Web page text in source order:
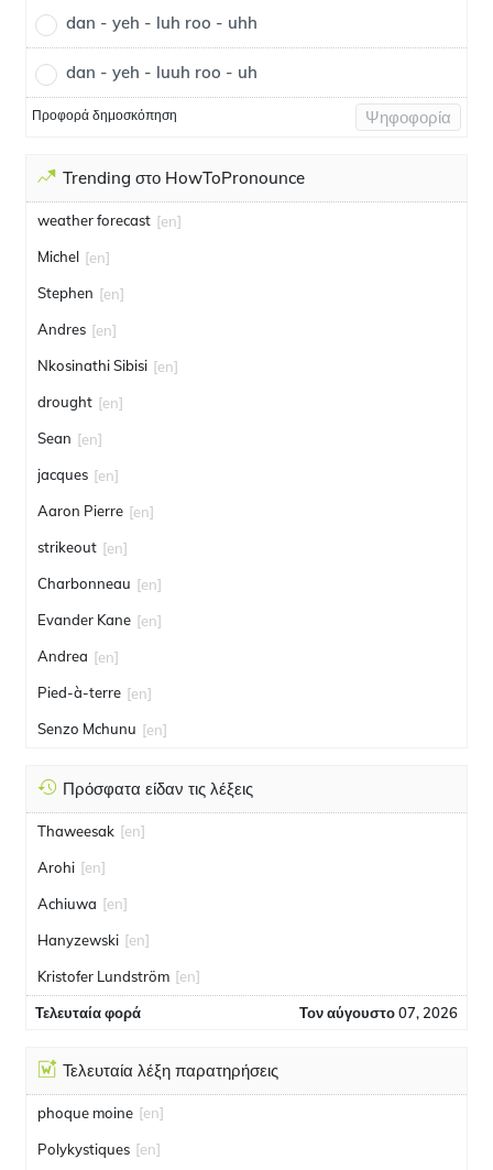
dan - yeh - luh roo - uhh
dan - yeh - luuh roo - uh
Προφορά δημοσκόπηση Ψηφοφορία
Trending στο HowToPronounce
weather forecast [en]
Michel [en]
Stephen [en]
Andres [en]
Nkosinathi Sibisi [en]
drought [en]
Sean [en]
jacques [en]
Aaron Pierre [en]
strikeout [en]
Charbonneau [en]
Evander Kane [en]
Andrea [en]
Pied-à-terre [en]
Senzo Mchunu [en]
Πρόσφατα είδαν τις λέξεις
Thaweesak [en]
Arohi [en]
Achiuwa [en]
Hanyzewski [en]
Kristofer Lundström [en]
Τελευταία φορά Τον αύγουστο 07, 2026
Τελευταία λέξη παρατηρήσεις
phoque moine [en]
Polykystiques [en]